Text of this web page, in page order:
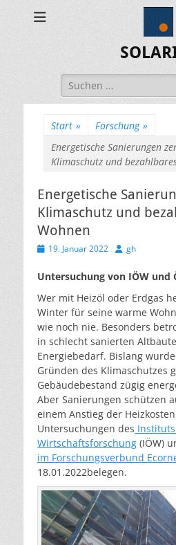
Suchen
nach:
Start » Forschung »
Energetische Sanierungen
Klimaschutz und
Energetische
Klimaschutz und
Wohnen
Veröffentlicht
19. Januar 2022 Autor
gh
Untersuchung von IÖW
Wer mit Heizöl oder Erdgas
Winter für seine warme
wie noch nie. Besonders
in schlecht sanierten
Energiebedarf. Bislang
Gründen des Klimaschutzes
Gebäudebestand zügig
Aber Sanierungen schützen
einem Anstieg der
Untersuchungen des
Wirtschaftsforschung (IÖW)
im Forschungsverbund
18.01.2022belegen.